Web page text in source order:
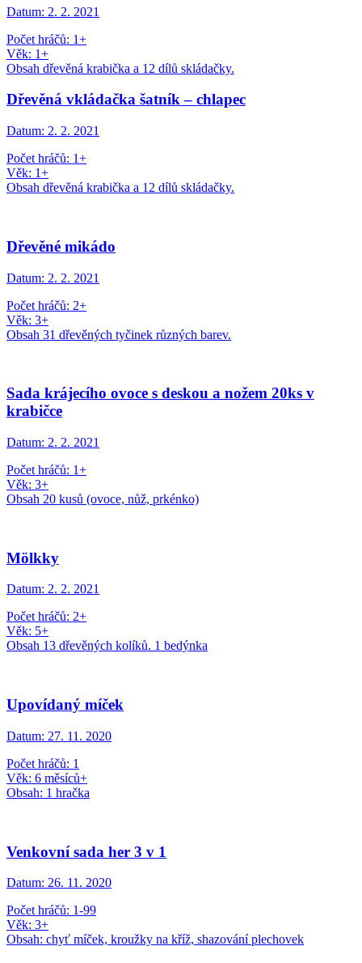
Datum: 2. 2. 2021
Počet hráčů: 1+
Věk: 1+
Obsah dřevěná krabička a 12 dílů skládačky.
Dřevěná vkládačka šatník – chlapec
Datum: 2. 2. 2021
Počet hráčů: 1+
Věk: 1+
Obsah dřevěná krabička a 12 dílů skládačky.
Dřevěné mikádo
Datum: 2. 2. 2021
Počet hráčů: 2+
Věk: 3+
Obsah 31 dřevěných tyčinek různých barev.
Sada krájecího ovoce s deskou a nožem 20ks v
krabičce
Datum: 2. 2. 2021
Počet hráčů: 1+
Věk: 3+
Obsah 20 kusů (ovoce, nůž, prkénko)
Mölkky
Datum: 2. 2. 2021
Počet hráčů: 2+
Věk: 5+
Obsah 13 dřevěných kolíků. 1 bedýnka
Upovídaný míček
Datum: 27. 11. 2020
Počet hráčů: 1
Věk: 6 měsíců+
Obsah: 1 hračka
Venkovní sada her 3 v 1
Datum: 26. 11. 2020
Počet hráčů: 1-99
Věk: 3+
Obsah: chyť míček, kroužky na kříž, shazování plechovek